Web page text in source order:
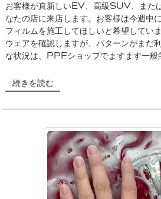
お客様が真新しいEV、高級SUV、また
なたの店に来店します。お客様は今週中
フィルムを施工してほしいと希望してい
ウェアを確認しますが、パターンがまだ
な状況は、PPFショップでますます一般
続きを読む